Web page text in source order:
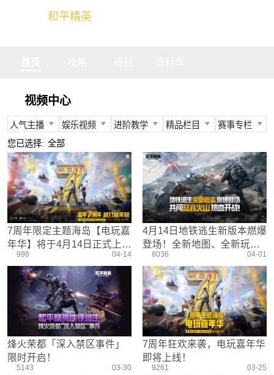
和平精英
视频中心
人气主播 娱乐视频 进阶教学 精品栏目 赛事专栏
所有
不求人
柔柔
难言
冬季
奇怪君
艺帝帝
晚玉
娱乐精英
情感电台
真人搞笑
带妹大作战
我的憨队友
身法教学
武器装备
资源分布
操作意识
刚枪技巧
野点发育
载具解析
游戏设置
压枪教学
落地选择
官方视频
燃烧吧大局观
盒子有话说
快来扶我
作死鸽
精英测评师
精英操作篇
主播搞笑篇
欢乐时刻
盒平老中医
防弹铁头团
PEC
PEL
TGA
PEGI
其他赛事
战队选手
赛事回放
精彩集锦
您已选择: 全部
7周年限定主题海岛【电玩嘉
年华】将于4月14日正式上
线！
998 04-14
4月14日地铁逃生新版本燃爆
登场！全新地图、全新玩法
等你来体验！
8036 04-01
烽火荣都「深入禁区事件」
限时开启！
5143 03-30
7周年狂欢来袭，电玩嘉年华
即将上线！
9261 03-25